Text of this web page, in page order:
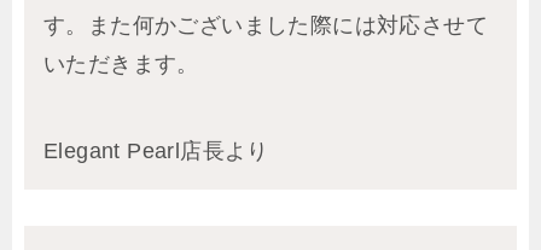
す。また何かございました際には対応させて
いただきます。
Elegant Pearl店長より